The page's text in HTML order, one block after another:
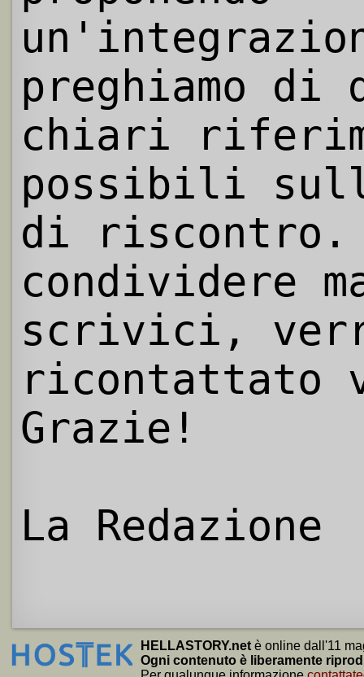
preghiamo
chiari
possibili
di riscontro.
condividere
scrivici,
ricontattato
Grazie!
La Redazione
HELLASTORY.net è online dall'11
Ogni contenuto è liberamente